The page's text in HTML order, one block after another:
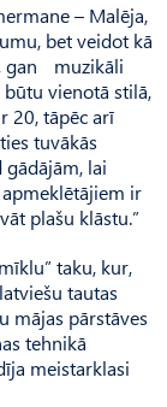
– Malēja,
bet veidot kā
gan muzikāli
būtu vienotā stilā,
20, tāpēc arī
tuvākās
gādājām, lai
ir
plašu klāstu.”
taku, kur,
tautas
mājas pārstāves
tehnikā
meistarklasi